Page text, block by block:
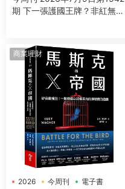
期 下一張護國王牌？非紅無人
商業理財
2026 今周刊 電子書